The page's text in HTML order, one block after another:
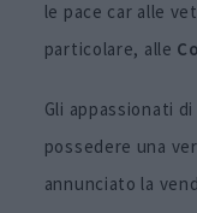
le pace car alle
particolare, alle
Gli appassionati
possedere una
annunciato la